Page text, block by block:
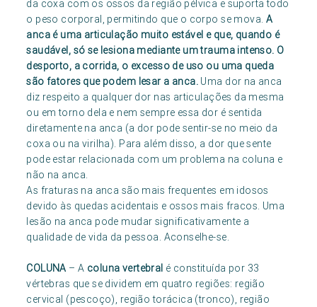
da coxa com os ossos da região pélvica e suporta todo
o peso corporal, permitindo que o corpo se mova. A
anca é uma articulação muito estável e que, quando é
saudável, só se lesiona mediante um trauma intenso. O
desporto, a corrida, o excesso de uso ou uma queda
são fatores que podem lesar a anca. Uma dor na anca
diz respeito a qualquer dor nas articulações da mesma
ou em torno dela e nem sempre essa dor é sentida
diretamente na anca (a dor pode sentir-se no meio da
coxa ou na virilha). Para além disso, a dor que sente
pode estar relacionada com um problema na coluna e
não na anca.
As fraturas na anca são mais frequentes em idosos
devido às quedas acidentais e ossos mais fracos. Uma
lesão na anca pode mudar significativamente a
qualidade de vida da pessoa. Aconselhe-se.
COLUNA – A coluna vertebral é constituída por 33
vértebras que se dividem em quatro regiões: região
cervical (pescoço), região torácica (tronco), região